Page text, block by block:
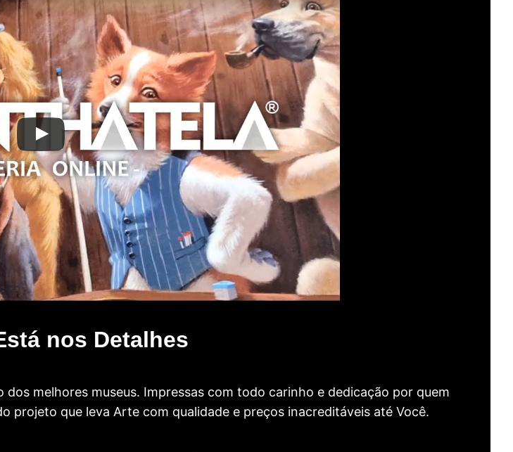
nos Detalhes
melhores museus. Impressas com todo carinho e dedicação por quem
projeto que leva Arte com qualidade e preços inacreditáveis até Você.